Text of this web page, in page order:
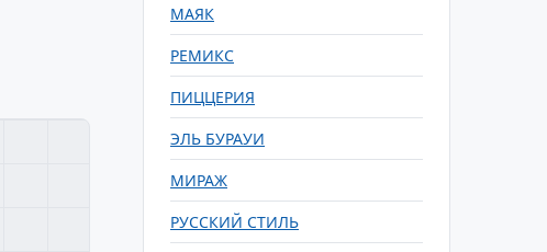
МАЯК
РЕМИКС
ПИЦЦЕРИЯ
ЭЛЬ БУРАУИ
МИРАЖ
РУССКИЙ СТИЛЬ